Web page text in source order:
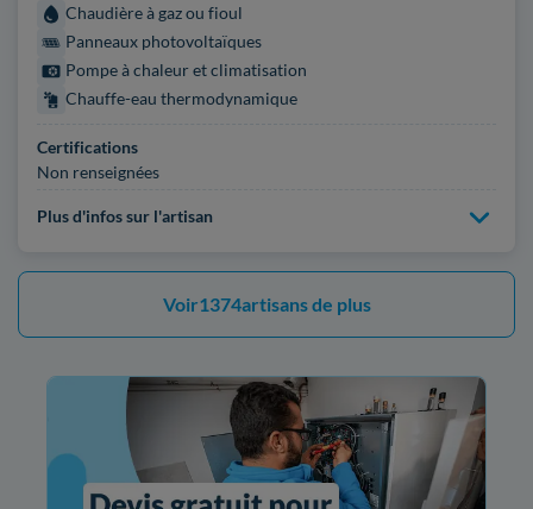
Chaudière à gaz ou fioul
Panneaux photovoltaïques
Pompe à chaleur et climatisation
Chauffe-eau thermodynamique
Certifications
Non renseignées
Plus d'infos sur l'artisan
Voir1374artisans de plus